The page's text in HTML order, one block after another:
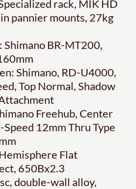
rack, MIK HD
pannier mounts, 27kg
Shimano BR-MT200,
Shimano, RD-U4000,
Top Normal, Shadow
Freehub, Center
12mm Thru Type
Flat
650Bx2.3
double-wall alloy,